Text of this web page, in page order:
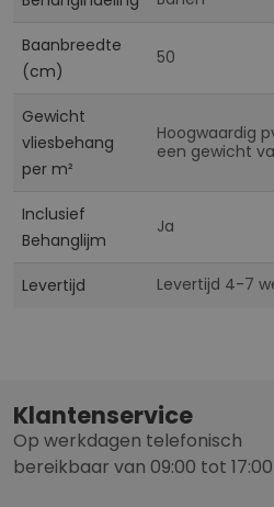
Baanbreedte
(cm)
50
Gewicht
vliesbehang
per m²
Hoogwaardig
een gewicht
Inclusief
Behanglijm
Ja
Levertijd Levertijd 4-7
Klantenservice
Op werkdagen telefonisch
bereikbaar van 09:00 tot 17:00